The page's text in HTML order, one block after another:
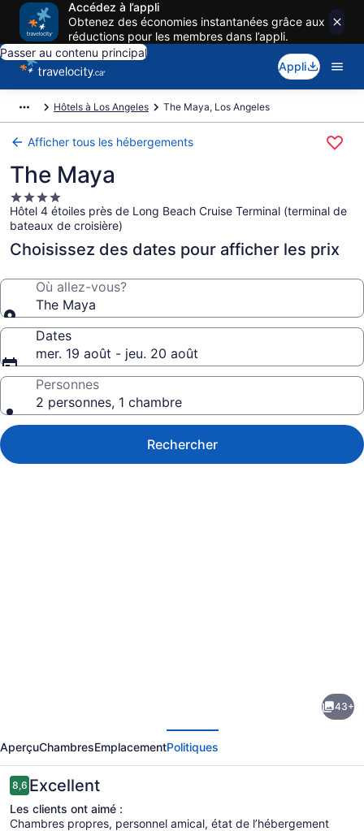
Accédez à l’appli
Obtenez des économies instantanées grâce aux
réductions pour les membres dans l’appli.
Passer au contenu principal
Appli
Hôtels à Los Angeles The Maya, Los Angeles
Afficher tous les hébergements
The Maya
Hébergement
4.0 étoiles
Hôtel 4 étoiles près de Long Beach Cruise Terminal (terminal de
bateaux de croisière)
Choisissez des dates pour afficher les prix
Où allez-vous?
The Maya
Dates
mer. 19 août - jeu. 20 août
Personnes
2 personnes, 1 chambre
Rechercher
The
Maya
43+
AperçuChambresEmplacementPolitiques
Avis
8,68,6 sur 10 –
Excellent
Les clients ont aimé :
Chambres propres, personnel amical, état de l’hébergement